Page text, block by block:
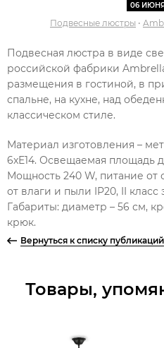
06
Подвесные люстры •
Подвесная люстра в виде
российской фабрики
размещения в гостиной, в
спальне, на кухне, над
классическом стиле.
Материал изготовления –
6xE14. Освещаемая площадь
Мощность 240 W, питание от
от влаги и пыли IP20, II класс
Габариты: диаметр – 56 см,
крюк.
Вернуться к списку публикаций
Товары,